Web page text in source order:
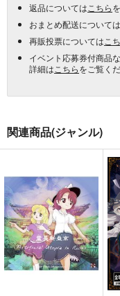
返品については こちら
おまとめ配送については
再販投票については こ
イベント応募券付商品
詳細は こちらをご覧くだ
関連商品(ジャンル)